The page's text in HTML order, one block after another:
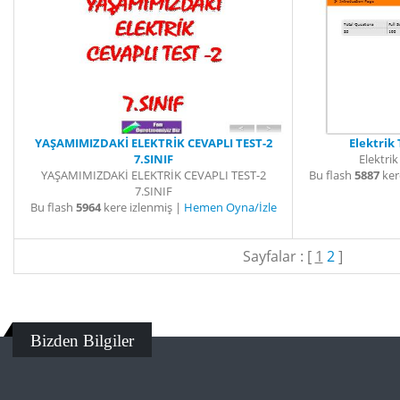
YAŞAMIMIZDAKİ ELEKTRİK CEVAPLI TEST-2
7.SINIF
YAŞAMIMIZDAKİ ELEKTRİK CEVAPLI TEST-2
7.SINIF
Bu flash 5964kere izlenmiş | Hemen Oyna/İzle
Elektrik
Elektrik
Bu flash 5887
Sayfalar : [ 1 2]
Bizden Bilgiler